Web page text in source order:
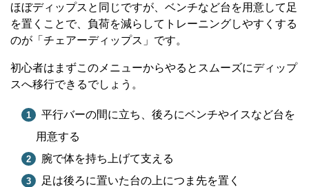
ほぼディップスと同じですが、ベンチなど台を用意して足
を置くことで、負荷を減らしてトレーニングしやすくする
のが「チェアーディップス」です。
初心者はまずこのメニューからやるとスムーズにディップ
スへ移行できるでしょう。
平行バーの間に立ち、後ろにベンチやイスなど台を
用意する
腕で体を持ち上げて支える
足は後ろに置いた台の上につま先を置く